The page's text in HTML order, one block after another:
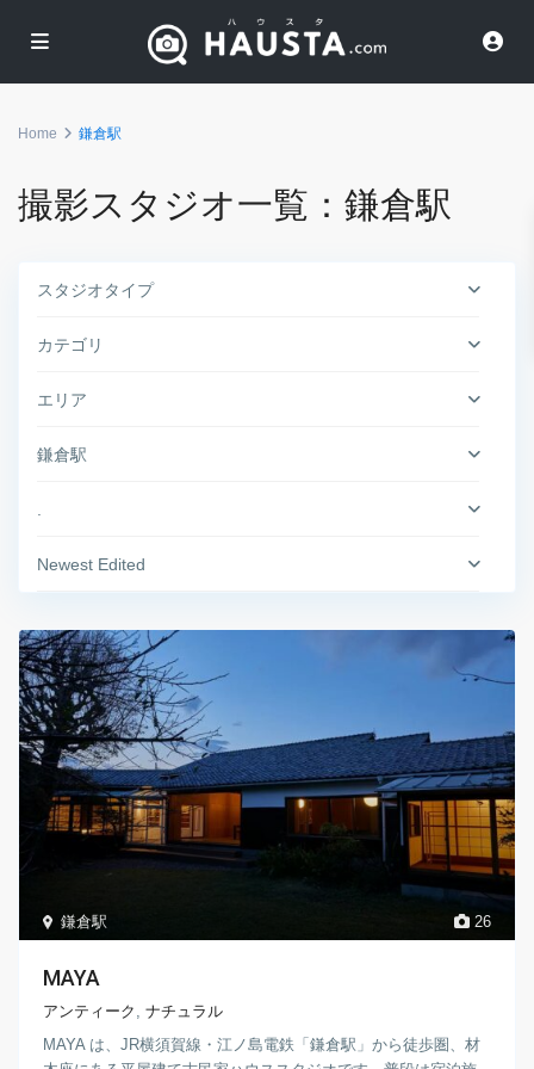
Home 鎌倉駅
撮影スタジオ一覧：鎌倉駅
スタジオタイプ
カテゴリ
エリア
鎌倉駅
Newest Edited
26
鎌倉駅
MAYA
アンティーク ,ナチュラル
MAYA は、JR横須賀線・江ノ島電鉄「鎌倉駅」から徒歩圏、材